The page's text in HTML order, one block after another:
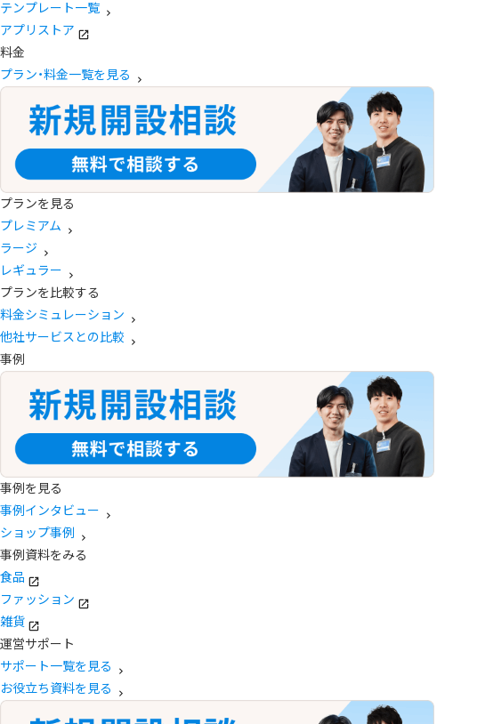
テンプレート一覧
アプリストア
料金
プラン・料金一覧を見る
プランを見る
プレミアム
ラージ
レギュラー
プランを比較する
料金シミュレーション
他社サービスとの比較
事例
事例を見る
事例インタビュー
ショップ事例
事例資料をみる
食品
ファッション
雑貨
運営サポート
サポート一覧を見る
お役立ち資料を見る